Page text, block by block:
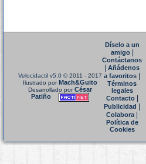
Velocidactil v5.0 © 2011 - 2017
Ilustrado porMach&Guito
Desarrollado porCésar
Patiño
Díselo a un
amigo|
Contáctanos
Añádenos
a favoritos
Términos
legales
Contacto|
Publicidad
Colabora|
Política de
Cookies